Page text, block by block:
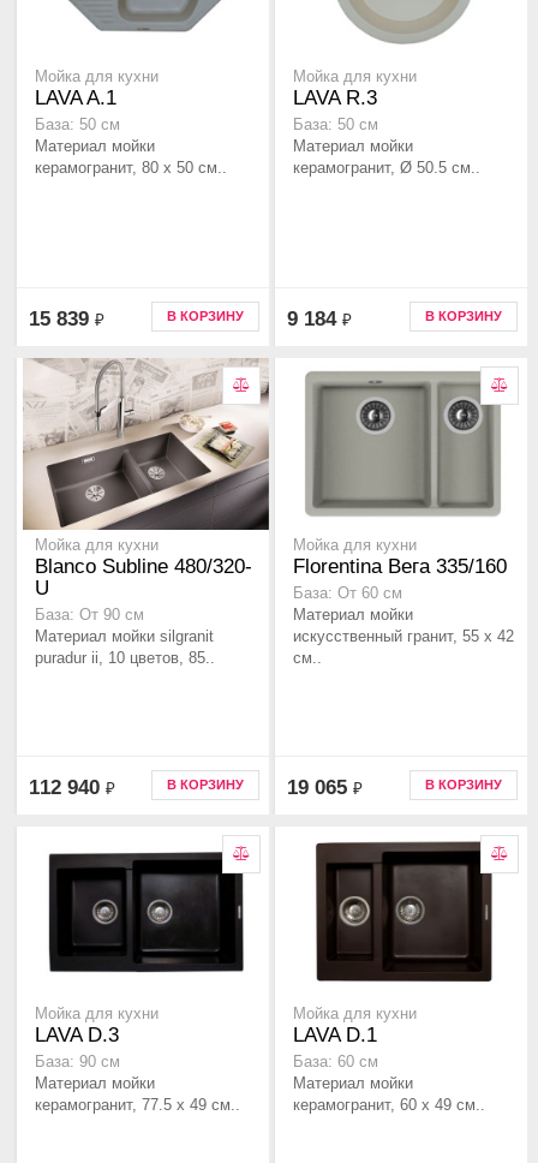
Мойка для кухни
LAVA A.1
База: 50 см
Материал мойки
керамогранит, 80 x 50 см..
15 839 ₽ В КОРЗИНУ
Мойка для кухни
LAVA R.3
База: 50 см
Материал мойки
керамогранит, Ø 50.5 см..
9 184 ₽ В КОРЗИНУ
Мойка для кухни
Blanco Subline 480/320-
U
База: От 90 см
Материал мойки silgranit
puradur ii, 10 цветов, 85..
112 940 ₽ В КОРЗИНУ
Мойка для кухни
Florentina Вега 335/160
База: От 60 см
Материал мойки
искусственный гранит, 55 x 42
см..
19 065 ₽ В КОРЗИНУ
Мойка для кухни
LAVA D.3
База: 90 см
Материал мойки
керамогранит, 77.5 x 49 см..
Мойка для кухни
LAVA D.1
База: 60 см
Материал мойки
керамогранит, 60 x 49 см..